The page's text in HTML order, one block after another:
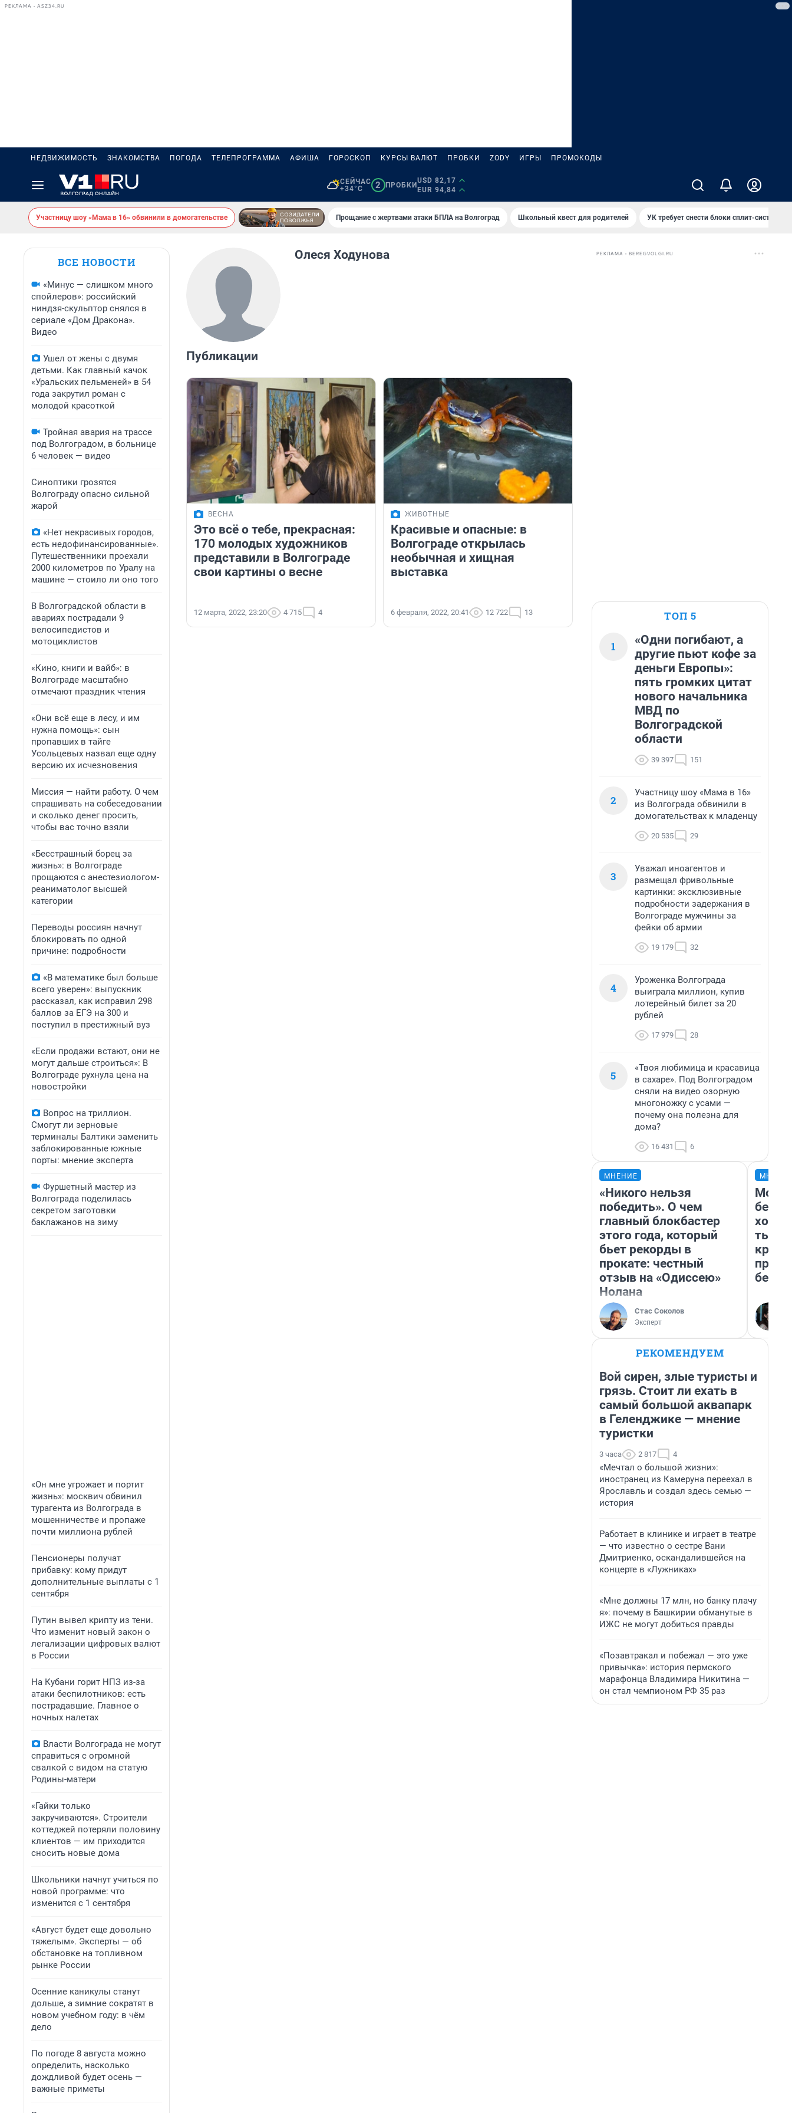
РЕКЛАМА • ASZ34.RU
НЕДВИЖИМОСТЬ ЗНАКОМСТВА ПОГОДА ТЕЛЕПРОГРАММА АФИША ГОРОСКОП КУРСЫ ВАЛЮТ ПРОБКИ ZODY ИГРЫ ПРОМОКОДЫ
СЕЙЧАС
+34°C
2 ПРОБКИ
USD 82,17
EUR 94,84
Участницу шоу «Мама в 16» обвинили в домогательстве Прощание с жертвами атаки БПЛА на Волгоград Школьный квест для родителей УК требует снести блоки сплит-систем
ВСЕ НОВОСТИ
«Минус — слишком много
спойлеров»: российский
ниндзя-скульптор снялся в
сериале «Дом Дракона».
Видео
Ушел от жены с двумя
детьми. Как главный качок
«Уральских пельменей» в 54
года закрутил роман с
молодой красоткой
Тройная авария на трассе
под Волгоградом, в больнице
6 человек — видео
Синоптики грозятся
Волгограду опасно сильной
жарой
«Нет некрасивых городов,
есть недофинансированные».
Путешественники проехали
2000 километров по Уралу на
машине — стоило ли оно того
В Волгоградской области в
авариях пострадали 9
велосипедистов и
мотоциклистов
«Кино, книги и вайб»: в
Волгограде масштабно
отмечают праздник чтения
«Они всё еще в лесу, и им
нужна помощь»: сын
пропавших в тайге
Усольцевых назвал еще одну
версию их исчезновения
Миссия — найти работу. О чем
спрашивать на собеседовании
и сколько денег просить,
чтобы вас точно взяли
«Бесстрашный борец за
жизнь»: в Волгограде
прощаются с анестезиологом-
реаниматолог высшей
категории
Переводы россиян начнут
блокировать по одной
причине: подробности
«В математике был больше
всего уверен»: выпускник
рассказал, как исправил 298
баллов за ЕГЭ на 300 и
поступил в престижный вуз
«Если продажи встают, они не
могут дальше строиться»: В
Волгограде рухнула цена на
новостройки
Вопрос на триллион.
Смогут ли зерновые
терминалы Балтики заменить
заблокированные южные
порты: мнение эксперта
Фуршетный мастер из
Волгограда поделилась
секретом заготовки
баклажанов на зиму
«Он мне угрожает и портит
жизнь»: москвич обвинил
турагента из Волгограда в
мошенничестве и пропаже
почти миллиона рублей
Пенсионеры получат
прибавку: кому придут
дополнительные выплаты с 1
сентября
Путин вывел крипту из тени.
Что изменит новый закон о
легализации цифровых валют
в России
На Кубани горит НПЗ из-за
атаки беспилотников: есть
пострадавшие. Главное о
ночных налетах
Власти Волгограда не могут
справиться с огромной
свалкой с видом на статую
Родины-матери
«Гайки только
закручиваются». Строители
коттеджей потеряли половину
клиентов — им приходится
сносить новые дома
Школьники начнут учиться по
новой программе: что
изменится с 1 сентября
«Август будет еще довольно
тяжелым». Эксперты — об
обстановке на топливном
рынке России
Осенние каникулы станут
дольше, а зимние сократят в
новом учебном году: в чём
дело
По погоде 8 августа можно
определить, насколько
дождливой будет осень —
важные приметы
Олеся Ходунова
Публикации
ВЕСНА
Это всё о тебе, прекрасная:
170 молодых художников
представили в Волгограде
свои картины о весне
12 марта, 2022, 23:20 4 715 4
ЖИВОТНЫЕ
Красивые и опасные: в
Волгограде открылась
необычная и хищная
выставка
6 февраля, 2022, 20:41 12 722 13
РЕКЛАМА • BEREGVOLGI.RU
ТОП 5
1
«Одни погибают, а
другие пьют кофе за
деньги Европы»:
пять громких цитат
нового начальника
МВД по
Волгоградской
области
39 397 151
2
Участницу шоу «Мама в 16»
из Волгограда обвинили в
домогательствах к младенцу
20 535 29
3
Уважал иноагентов и
размещал фривольные
картинки: эксклюзивные
подробности задержания в
Волгограде мужчины за
фейки об армии
19 179 32
4
Уроженка Волгограда
выиграла миллион, купив
лотерейный билет за 20
рублей
17 979 28
5
«Твоя любимица и красавица
в сахаре». Под Волгоградом
сняли на видео озорную
многоножку с усами —
почему она полезна для
дома?
16 431 6
МНЕНИЕ
«Никого нельзя
победить». О чем
главный блокбастер
этого года, который
бьет рекорды в
прокате: честный
отзыв на «Одиссею»
Нолана
Стас Соколов
Эксперт
Мой
РЕКОМЕНДУЕМ
Вой сирен, злые туристы и
грязь. Стоит ли ехать в
самый большой аквапарк
в Геленджике — мнение
туристки
3 часа 2 817 4
«Мечтал о большой жизни»:
иностранец из Камеруна переехал в
Ярославль и создал здесь семью —
история
Работает в клинике и играет в театре
— что известно о сестре Вани
Дмитриенко, оскандалившейся на
концерте в «Лужниках»
«Мне должны 17 млн, но банку плачу
я»: почему в Башкирии обманутые в
ИЖС не могут добиться правды
«Позавтракал и побежал — это уже
привычка»: история пермского
марафонца Владимира Никитина —
он стал чемпионом РФ 35 раз